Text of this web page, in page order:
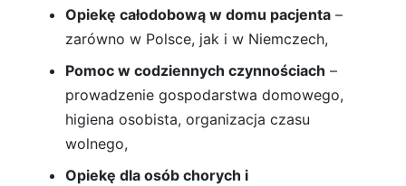
Opiekę całodobową w domu pacjenta –
zarówno w Polsce, jak i w Niemczech,
Pomoc w codziennych czynnościach –
prowadzenie gospodarstwa domowego,
higiena osobista, organizacja czasu
wolnego,
Opiekę dla osób chorych i